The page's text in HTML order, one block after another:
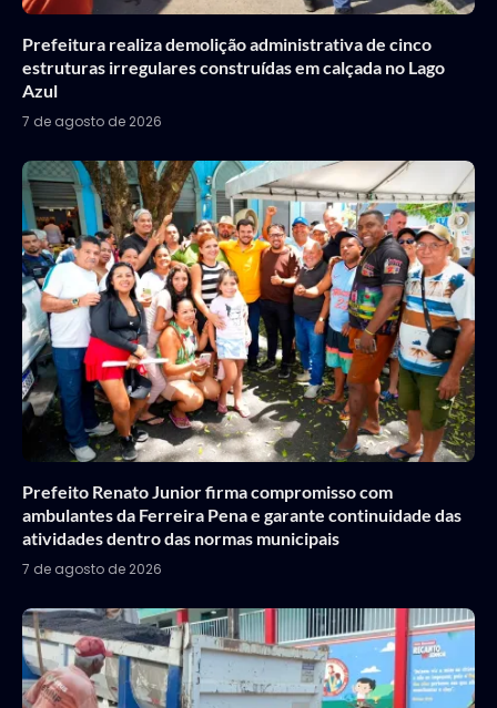
Prefeitura realiza demolição administrativa de cinco
estruturas irregulares construídas em calçada no Lago
Azul
7 de agosto de 2026
Prefeito Renato Junior firma compromisso com
ambulantes da Ferreira Pena e garante continuidade das
atividades dentro das normas municipais
7 de agosto de 2026